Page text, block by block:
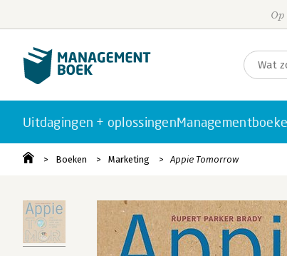
Uitdagingen + oplossingen
Boeken Marketing Appie Tomorrow